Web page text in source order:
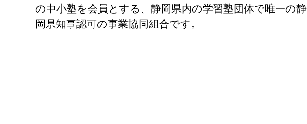
の中小塾を会員とする、静岡県内の学習塾団体で唯一の静
岡県知事認可の事業協同組合です。